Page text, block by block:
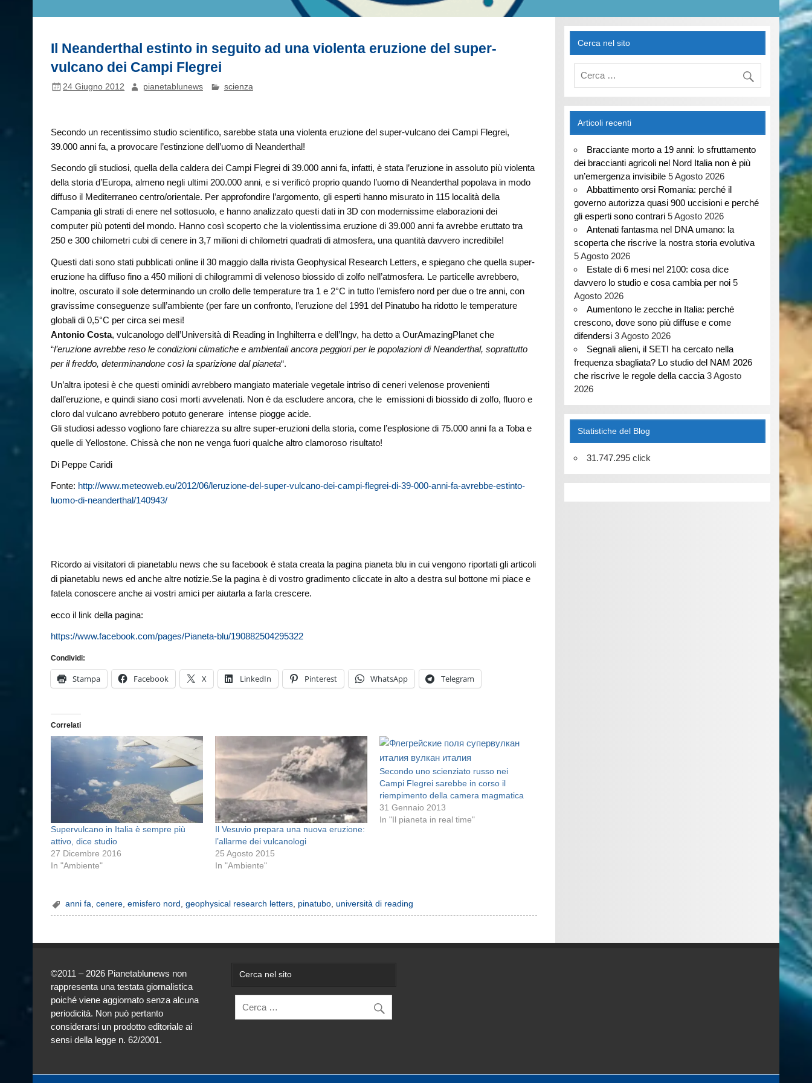
Il Neanderthal estinto in seguito ad una violenta eruzione del super-
vulcano dei Campi Flegrei
24 Giugno 2012 pianetablunews scienza
Secondo un recentissimo studio scientifico, sarebbe stata una violenta eruzione del super-vulcano dei Campi Flegrei,
39.000 anni fa, a provocare l’estinzione dell’uomo di Neanderthal!
Secondo gli studiosi, quella della caldera dei Campi Flegrei di 39.000 anni fa, infatti, è stata l’eruzione in assoluto più violenta
della storia d’Europa, almeno negli ultimi 200.000 anni, e si verificò proprio quando l’uomo di Neanderthal popolava in modo
diffuso il Mediterraneo centro/orientale. Per approfondire l’argomento, gli esperti hanno misurato in 115 località della
Campania gli strati di enere nel sottosuolo, e hanno analizzato questi dati in 3D con modernissime elaborazioni dei
computer più potenti del mondo. Hanno così scoperto che la violentissima eruzione di 39.000 anni fa avrebbe eruttato tra
250 e 300 chilometri cubi di cenere in 3,7 milioni di chilometri quadrati di atmosfera, una quantità davvero incredibile!
Questi dati sono stati pubblicati online il 30 maggio dalla rivista Geophysical Research Letters, e spiegano che quella super-
eruzione ha diffuso fino a 450 milioni di chilogrammi di velenoso biossido di zolfo nell’atmosfera. Le particelle avrebbero,
inoltre, oscurato il sole determinando un crollo delle temperature tra 1 e 2°C in tutto l’emisfero nord per due o tre anni, con
gravissime conseguenze sull’ambiente (per fare un confronto, l’eruzione del 1991 del Pinatubo ha ridotto le temperature
globali di 0,5°C per circa sei mesi!
Antonio Costa, vulcanologo dell’Università di Reading in Inghilterra e dell’Ingv, ha detto a OurAmazingPlanet che
“l’eruzione avrebbe reso le condizioni climatiche e ambientali ancora peggiori per le popolazioni di Neanderthal, soprattutto
per il freddo, determinandone così la sparizione dal pianeta“.
Un’altra ipotesi è che questi ominidi avrebbero mangiato materiale vegetale intriso di ceneri velenose provenienti
dall’eruzione, e quindi siano così morti avvelenati. Non è da escludere ancora, che le emissioni di biossido di zolfo, fluoro e
cloro dal vulcano avrebbero potuto generare intense piogge acide.
Gli studiosi adesso vogliono fare chiarezza su altre super-eruzioni della storia, come l’esplosione di 75.000 anni fa a Toba e
quelle di Yellostone. Chissà che non ne venga fuori qualche altro clamoroso risultato!
Di Peppe Caridi
Fonte: http://www.meteoweb.eu/2012/06/leruzione-del-super-vulcano-dei-campi-flegrei-di-39-000-anni-fa-avrebbe-estinto-
luomo-di-neanderthal/140943/
Ricordo ai visitatori di pianetablu news che su facebook è stata creata la pagina pianeta blu in cui vengono riportati gli articoli
di pianetablu news ed anche altre notizie.Se la pagina è di vostro gradimento cliccate in alto a destra sul bottone mi piace e
fatela conoscere anche ai vostri amici per aiutarla a farla crescere.
ecco il link della pagina:
https://www.facebook.com/pages/Pianeta-blu/190882504295322
Condividi:
Stampa Facebook X LinkedIn Pinterest WhatsApp Telegram
Correlati
Supervulcano in Italia è sempre più
attivo, dice studio
27 Dicembre 2016
In "Ambiente"
Il Vesuvio prepara una nuova eruzione:
l’allarme dei vulcanologi
25 Agosto 2015
In "Ambiente"
Secondo uno scienziato russo nei
Campi Flegrei sarebbe in corso il
riempimento della camera magmatica
31 Gennaio 2013
In "Il pianeta in real time"
anni fa ,cenere ,emisfero nord ,geophysical research letters pinatubo ,università di reading
Cerca nel sito
Articoli recenti
Bracciante morto a 19 anni: lo sfruttamento
dei braccianti agricoli nel Nord Italia non è più
un’emergenza invisibile 5 Agosto 2026
Abbattimento orsi Romania: perché il
governo autorizza quasi 900 uccisioni e perché
gli esperti sono contrari 5 Agosto 2026
Antenati fantasma nel DNA umano: la
scoperta che riscrive la nostra storia evolutiva
5 Agosto 2026
Estate di 6 mesi nel 2100: cosa dice
davvero lo studio e cosa cambia per noi 5
Agosto 2026
Aumentono le zecche in Italia: perché
crescono, dove sono più diffuse e come
difendersi 3 Agosto 2026
Segnali alieni, il SETI ha cercato nella
frequenza sbagliata? Lo studio del NAM 2026
che riscrive le regole della caccia 3 Agosto
2026
Statistiche del Blog
31.747.295 click
©2011 – 2026 Pianetablunews non
rappresenta una testata giornalistica
poiché viene aggiornato senza alcuna
periodicità. Non può pertanto
considerarsi un prodotto editoriale ai
sensi della legge n. 62/2001.
Cerca nel sito